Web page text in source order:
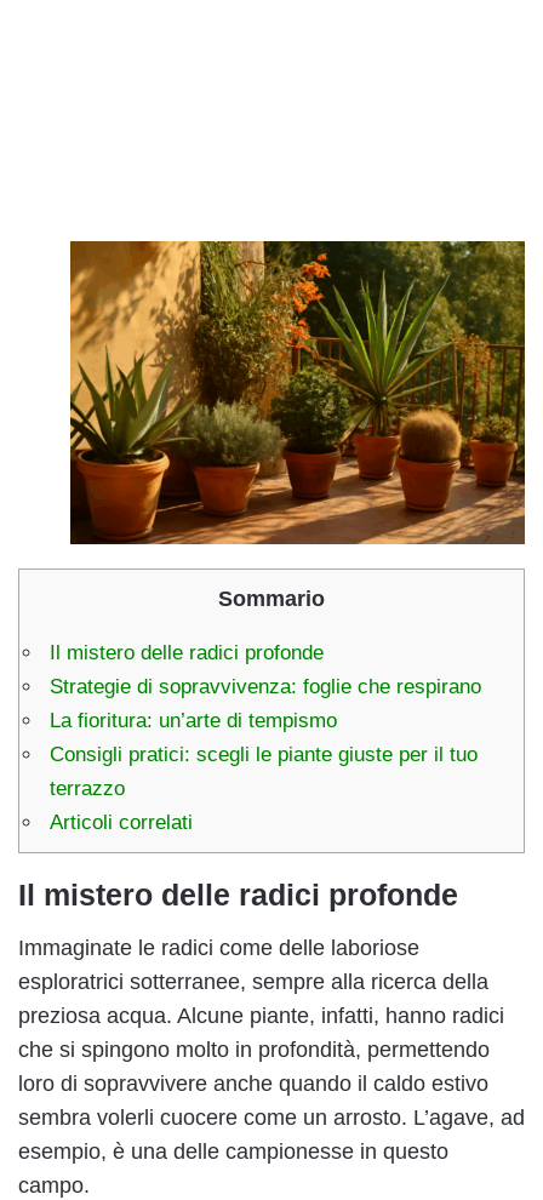
Sommario
Il mistero delle radici profonde
Strategie di sopravvivenza: foglie che respirano
La fioritura: un’arte di tempismo
Consigli pratici: scegli le piante giuste per il tuo
terrazzo
Articoli correlati
Il mistero delle radici profonde
Immaginate le radici come delle laboriose
esploratrici sotterranee, sempre alla ricerca della
preziosa acqua. Alcune piante, infatti, hanno radici
che si spingono molto in profondità, permettendo
loro di sopravvivere anche quando il caldo estivo
sembra volerli cuocere come un arrosto. L’agave, ad
esempio, è una delle campionesse in questo
campo.